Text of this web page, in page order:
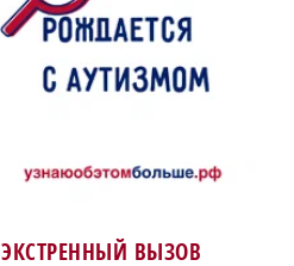
ЭКСТРЕННЫЙ ВЫЗОВ